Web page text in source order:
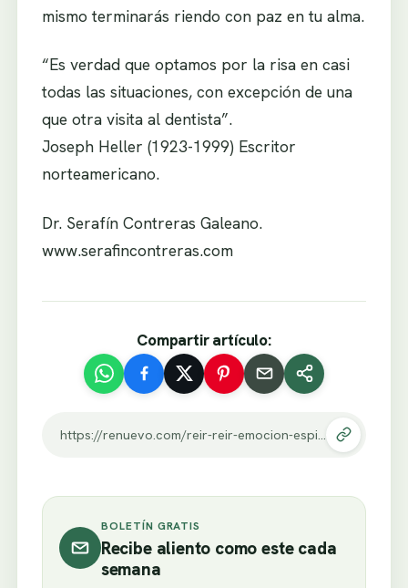
mismo terminarás riendo con paz en tu alma.
“Es verdad que optamos por la risa en casi
todas las situaciones, con excepción de una
que otra visita al dentista”.
Joseph Heller (1923-1999) Escritor
norteamericano.
Dr. Serafín Contreras Galeano.
www.serafincontreras.com
Compartir artículo:
https://renuevo.com/reir-reir-emocion-espiritual-profunda-y-sanadora.html
BOLETÍN GRATIS
Recibe aliento como este cada
semana